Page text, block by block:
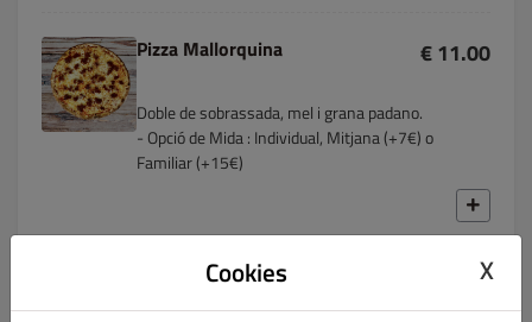
Pizza Mallorquina € 11.00
Doble de sobrassada, mel i grana padano.
- Opció de Mida : Individual, Mitjana (+7€) o
Familiar (+15€)
Pizza Vegetal € 11.00
Cookies X